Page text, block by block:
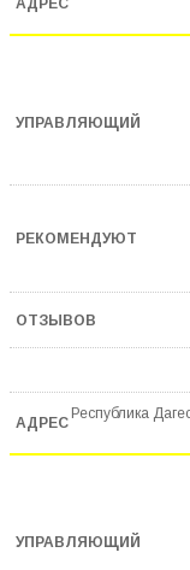
Республика